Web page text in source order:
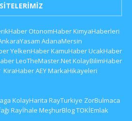
SITELERIMIZ
OtonomHaberKimyaHaberleri
AdanaMersin
YelkenHaberKamuHaberUcakHaber
LeoTheMaster.NetKolayBilimHaber
KiraHaberAEYMarkaHikayeleri
KolayHarita RayTurkiye ZorBulmaca
Rayİhale MeşhurBlogTOKİEmlak